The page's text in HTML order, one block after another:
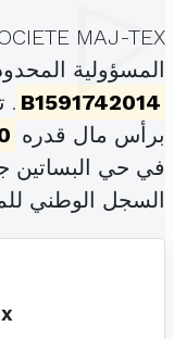
المسؤولية
B1591742014
برأس مال قدره
في حي البساتين
السجل الوطني